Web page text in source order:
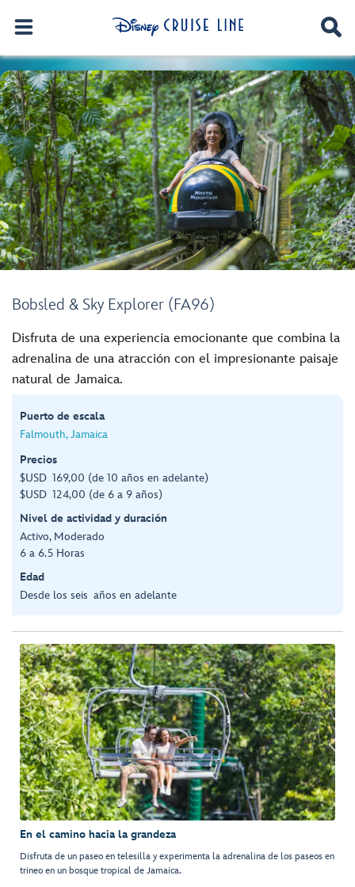
Bobsled & Sky Explorer (FA96)
Disfruta de una experiencia emocionante que combina la
adrenalina de una atracción con el impresionante paisaje
natural de Jamaica.
Puerto de escala
Falmouth, Jamaica
Precios
$USD 169,00 (de 10 años en adelante)
$USD 124,00 (de 6 a 9 años)
Nivel de actividad y duración
Activo, Moderado
6 a 6.5 Horas
Edad
Desde los seis años en adelante
En el camino hacia la grandeza
Disfruta de un paseo en telesilla y experimenta la adrenalina de los paseos en
trineo en un bosque tropical de Jamaica.